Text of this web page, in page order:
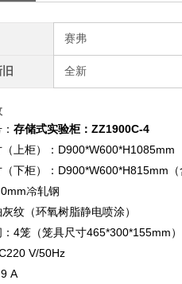
赛弗
全新
存储式实验柜：ZZ1900C-4
上柜）：D900*W600*H1085mm
下柜）：D900*W600*H815mm（
冷轧钢
纹（环氧树脂静电喷涂）
4笼（笼具尺⼨465*300*155mm）
V/50Hz
A